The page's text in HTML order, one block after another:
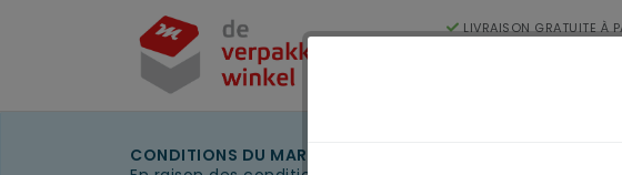
LIVRAISON GRATUITE À
CONDITIONS DU MARCHÉ EN MARS 2026